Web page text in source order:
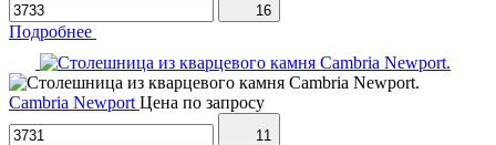
16
Подробнее
Cambria Newport Цена по запросу
11